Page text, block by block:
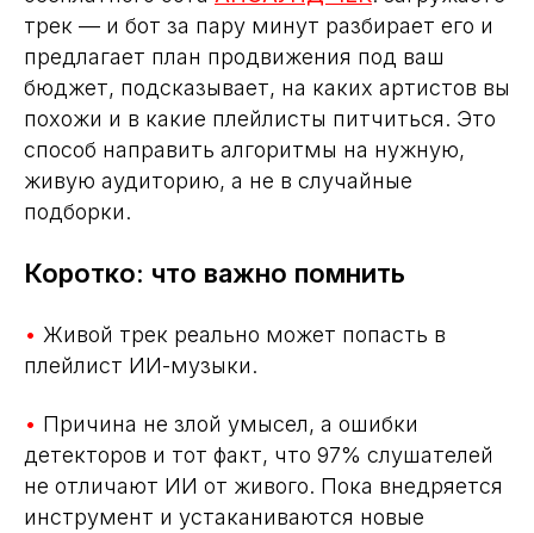
трек — и бот за пару минут разбирает его и
предлагает план продвижения под ваш
бюджет, подсказывает, на каких артистов вы
похожи и в какие плейлисты питчиться. Это
способ направить алгоритмы на нужную,
живую аудиторию, а не в случайные
подборки.
Коротко: что важно помнить
• Живой трек реально может попасть в
плейлист ИИ-музыки.
• Причина не злой умысел, а ошибки
детекторов и тот факт, что 97% слушателей
не отличают ИИ от живого. Пока внедряется
инструмент и устаканиваются новые